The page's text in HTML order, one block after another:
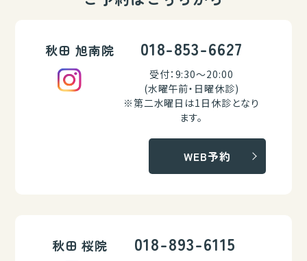
秋田 旭南院 018-853-6627
受付：9:30～20:00
(水曜午前・日曜休診)
※第二水曜日は1日休診となり
ます。
WEB予約
秋田 桜院 018-893-6115